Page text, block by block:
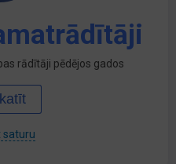
rādītāji pēdējos gados
saturu